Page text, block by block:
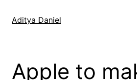
Aditya Daniel
Apple to